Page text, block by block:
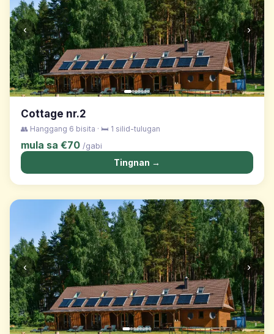
‹ ›
Cottage nr.2
👥 Hanggang 6 bisita · 🛏️ 1 silid-tulugan
mula sa €70 /gabi
Tingnan →
‹ ›